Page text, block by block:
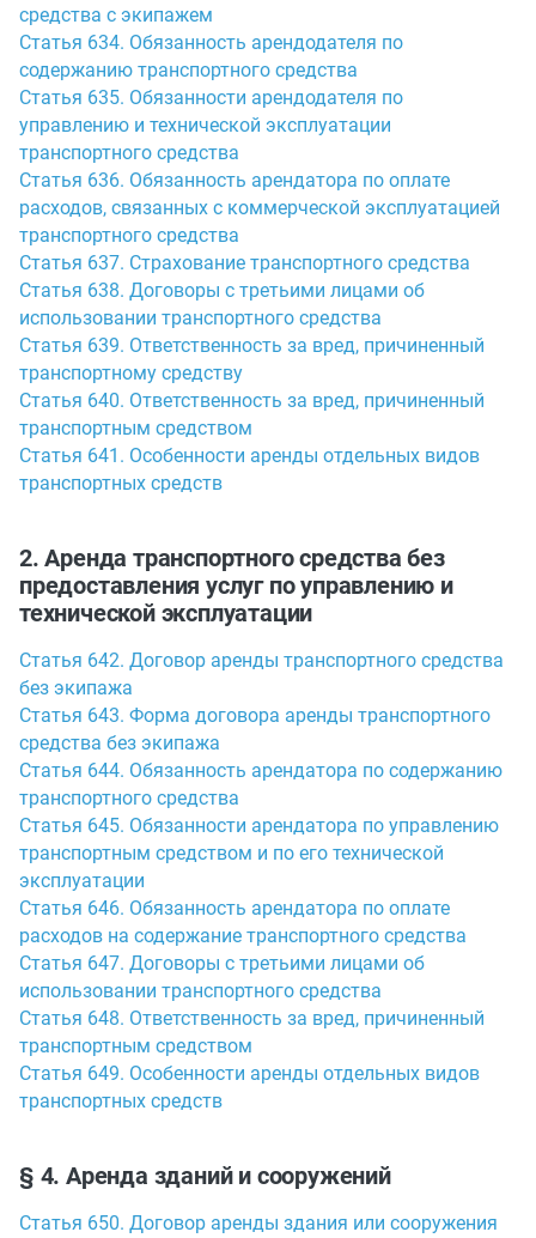
средства с экипажем
Статья 634. Обязанность арендодателя по
содержанию транспортного средства
Статья 635. Обязанности арендодателя по
управлению и технической эксплуатации
транспортного средства
Статья 636. Обязанность арендатора по оплате
расходов, связанных с коммерческой эксплуатацией
транспортного средства
Статья 637. Страхование транспортного средства
Статья 638. Договоры с третьими лицами об
использовании транспортного средства
Статья 639. Ответственность за вред, причиненный
транспортному средству
Статья 640. Ответственность за вред, причиненный
транспортным средством
Статья 641. Особенности аренды отдельных видов
транспортных средств
2. Аренда транспортного средства без
предоставления услуг по управлению и
технической эксплуатации
Статья 642. Договор аренды транспортного средства
без экипажа
Статья 643. Форма договора аренды транспортного
средства без экипажа
Статья 644. Обязанность арендатора по содержанию
транспортного средства
Статья 645. Обязанности арендатора по управлению
транспортным средством и по его технической
эксплуатации
Статья 646. Обязанность арендатора по оплате
расходов на содержание транспортного средства
Статья 647. Договоры с третьими лицами об
использовании транспортного средства
Статья 648. Ответственность за вред, причиненный
транспортным средством
Статья 649. Особенности аренды отдельных видов
транспортных средств
§ 4. Аренда зданий и сооружений
Статья 650. Договор аренды здания или сооружения